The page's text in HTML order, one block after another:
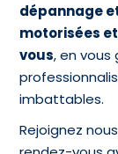
dépannage
motorisées
vous, en
imbattables.
Rejoignez